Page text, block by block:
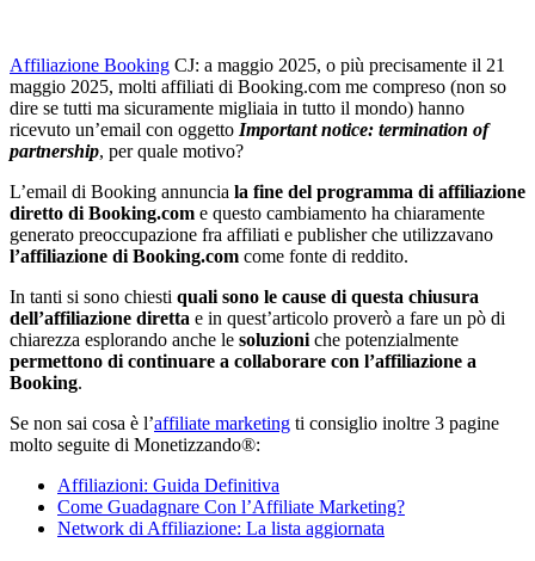
Affiliazione Booking CJ: a maggio 2025, o più precisamente il 21
maggio 2025, molti affiliati di Booking.com me compreso (non so
dire se tutti ma sicuramente migliaia in tutto il mondo) hanno
ricevuto un’email con oggetto Important notice: termination of
partnership, per quale motivo?
L’email di Booking annuncia la fine del programma di affiliazione
diretto di Booking.com e questo cambiamento ha chiaramente
generato preoccupazione fra affiliati e publisher che utilizzavano
l’affiliazione di Booking.com come fonte di reddito.
In tanti si sono chiesti quali sono le cause di questa chiusura
dell’affiliazione diretta e in quest’articolo proverò a fare un pò di
chiarezza esplorando anche le soluzioni che potenzialmente
permettono di continuare a collaborare con l’affiliazione a
Booking.
Se non sai cosa è l’affiliate marketing ti consiglio inoltre 3 pagine
molto seguite di Monetizzando®:
Affiliazioni: Guida Definitiva
Come Guadagnare Con l’Affiliate Marketing?
Network di Affiliazione: La lista aggiornata